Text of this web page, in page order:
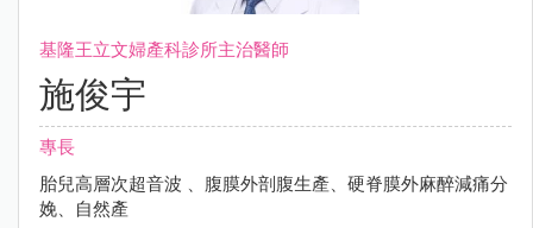
基隆王立文婦產科診所主治醫師
施俊宇
專長
胎兒高層次超音波 、腹膜外剖腹生產、硬脊膜外麻醉減痛分
娩、自然產